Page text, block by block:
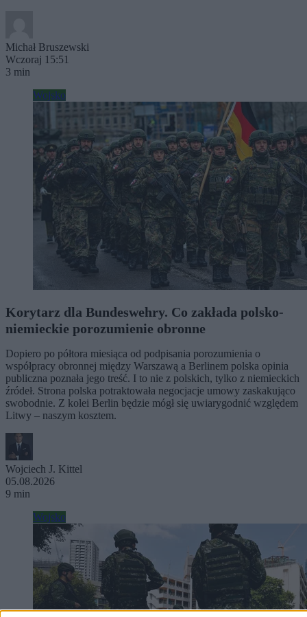
Michał Bruszewski
Wczoraj 15:51
3 min
Wojsko
Korytarz dla Bundeswehry. Co zakłada polsko-
niemieckie porozumienie obronne
Dopiero po półtora miesiąca od podpisania porozumienia o
współpracy obronnej między Warszawą a Berlinem polska opinia
publiczna poznała jego treść. I to nie z polskich, tylko z niemieckich
źródeł. Strona polska potraktowała negocjacje umowy zaskakująco
swobodnie. Z kolei Berlin będzie mógł się uwiarygodnić względem
Litwy – naszym kosztem.
Wojciech J. Kittel
05.08.2026
9 min
Wojsko